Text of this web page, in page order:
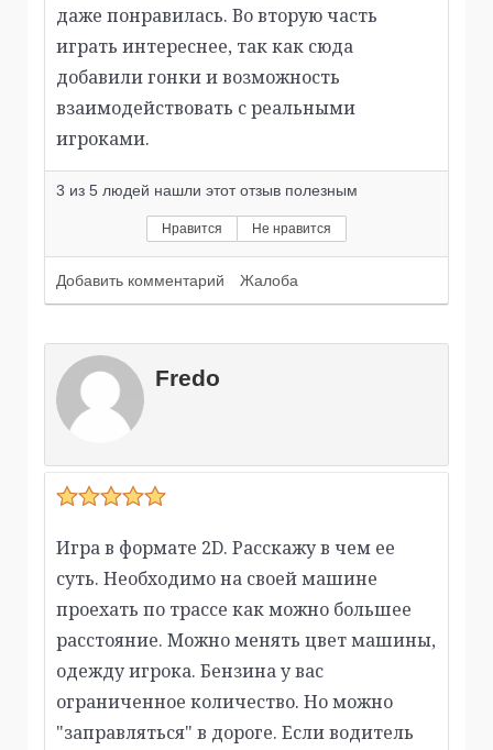
даже понравилась. Во вторую часть
играть интереснее, так как сюда
добавили гонки и возможность
взаимодействовать с реальными
игроками.
3 из 5 людей нашли этот отзыв полезным
Нравится Не нравится
Добавить комментарий Жалоба
Fredo
Игра в формате 2D. Расскажу в чем ее
суть. Необходимо на своей машине
проехать по трассе как можно большее
расстояние. Можно менять цвет машины,
одежду игрока. Бензина у вас
ограниченное количество. Но можно
"заправляться" в дороге. Если водитель